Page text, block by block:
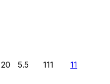
20 5.5 111 11